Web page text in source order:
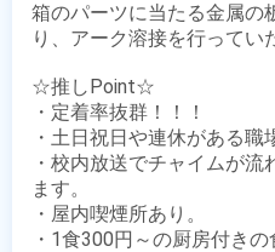
箱のパーツに当たる金属の
り、アーク溶接を行ってい
☆推しPoint☆
・定着率抜群！！！
・土日祝日や連休がある職
・校内放送でチャイムが
ます。
・屋内喫煙所あり。
・1食300円～の厨房付き